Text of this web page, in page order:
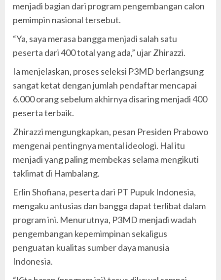
menjadi bagian dari program pengembangan calon
pemimpin nasional tersebut.
“Ya, saya merasa bangga menjadi salah satu
peserta dari 400 total yang ada,” ujar Zhirazzi.
Ia menjelaskan, proses seleksi P3MD berlangsung
sangat ketat dengan jumlah pendaftar mencapai
6.000 orang sebelum akhirnya disaring menjadi 400
peserta terbaik.
Zhirazzi mengungkapkan, pesan Presiden Prabowo
mengenai pentingnya mental ideologi. Hal itu
menjadi yang paling membekas selama mengikuti
taklimat di Hambalang.
Erlin Shofiana, peserta dari PT Pupuk Indonesia,
mengaku antusias dan bangga dapat terlibat dalam
program ini. Menurutnya, P3MD menjadi wadah
pengembangan kepemimpinan sekaligus
penguatan kualitas sumber daya manusia
Indonesia.